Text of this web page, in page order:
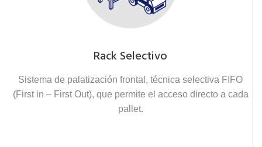
Rack Selectivo
Sistema de palatización frontal, técnica selectiva FIFO
(First in – First Out), que permite el acceso directo a cada
pallet.